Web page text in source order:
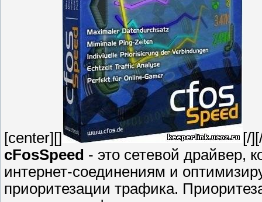
[center][]
[/
cFosSpeed - это сетевой драйвер,
интернет-соединениям и
приоритезации трафика.